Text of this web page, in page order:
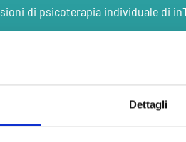
Dettagli
di psicoterapia individuale di
si svolgono le sedute di
di psicoterapia individuale si